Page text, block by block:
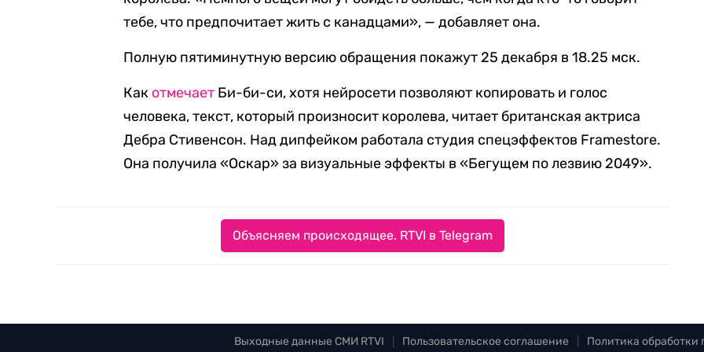
тебе, что предпочитает жить с канадцами», — добавляет она.
Полную пятиминутную версию обращения покажут 25 декабря в 18.25 мск.
Как отмечает Би-би-си, хотя нейросети позволяют копировать и голос
человека, текст, который произносит королева, читает британская актриса
Дебра Стивенсон. Над дипфейком работала студия спецэффектов Framestore.
Она получила «Оскар» за визуальные эффекты в «Бегущем по лезвию 2049».
Объясняем происходящее. RTVI в Telegram
Выходные данные СМИ RTVI Пользовательское соглашение Политика